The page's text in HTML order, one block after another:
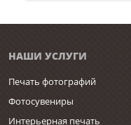
НАШИ УСЛУГИ
Печать фотографий
Фотосувениры
Интерьерная печать